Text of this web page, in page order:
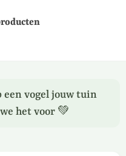
een vogel jouw tuin
het voor 💚